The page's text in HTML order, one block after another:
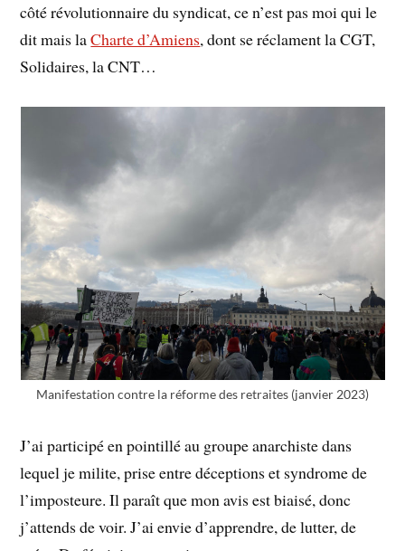
côté révolutionnaire du syndicat, ce n’est pas moi qui le
dit mais laCharte d’Amiens, dont se réclament la CGT,
Solidaires, la CNT…
Manifestation contre la réforme des retraites (janvier 2023)
J’ai participé en pointillé au groupe anarchiste dans
lequel je milite, prise entre déceptions et syndrome de
l’imposteure. Il paraît que mon avis est biaisé, donc
j’attends de voir. J’ai envie d’apprendre, de lutter, de